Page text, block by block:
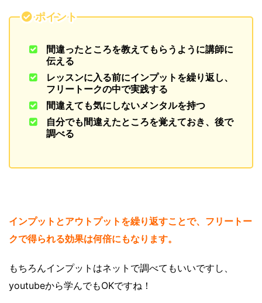
ポイント
間違ったところを教えてもらうように講師に
伝える
レッスンに入る前にインプットを繰り返し、
フリートークの中で実践する
間違えても気にしないメンタルを持つ
自分でも間違えたところを覚えておき、後で
調べる
インプットとアウトプットを繰り返すことで、フリートー
クで得られる効果は何倍にもなります。
もちろんインプットはネットで調べてもいいですし、
youtubeから学んでもOKですね！